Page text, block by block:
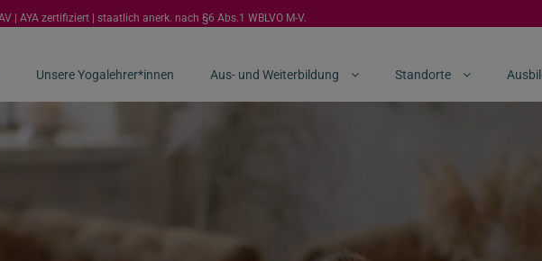
| AYA zertifiziert | staatlich anerk. nach §6 Abs.1 WBLVO M-V.
Unsere Yogalehrer*innen Aus- und Weiterbildung Standorte